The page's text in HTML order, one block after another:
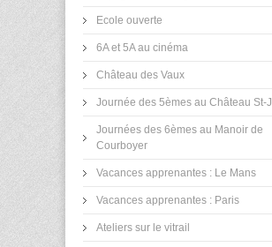
Ecole ouverte
6A et 5A au cinéma
Château des Vaux
Journée des 5èmes au Château St-
Journées des 6èmes au Manoir de
Courboyer
Vacances apprenantes : Le Mans
Vacances apprenantes : Paris
Ateliers sur le vitrail